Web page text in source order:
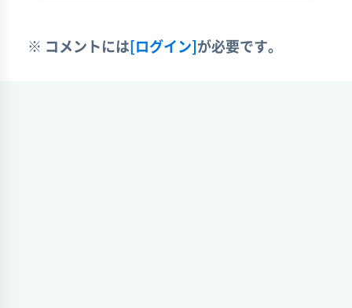
※ コメントには [ログイン] が必要です。